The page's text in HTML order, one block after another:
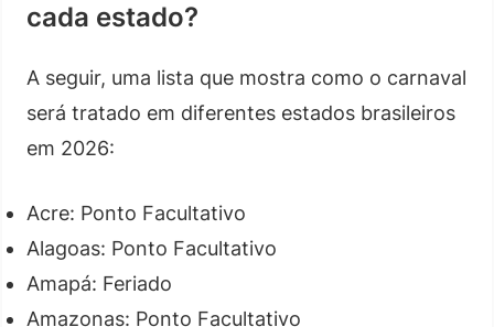
cada estado?
A seguir, uma lista que mostra como o carnaval
será tratado em diferentes estados brasileiros
em 2026:
Acre: Ponto Facultativo
Alagoas: Ponto Facultativo
Amapá: Feriado
Amazonas: Ponto Facultativo